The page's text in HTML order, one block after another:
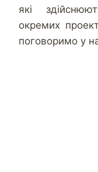
які
окремих
поговоримо у